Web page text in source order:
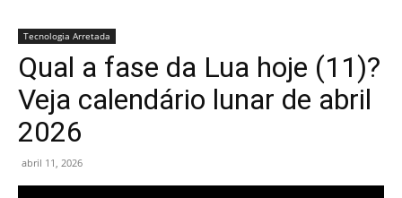
Tecnologia Arretada
Qual a fase da Lua hoje (11)?
Veja calendário lunar de abril
2026
abril 11, 2026